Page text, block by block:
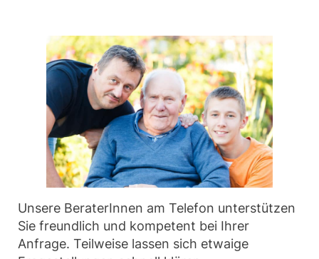
Unsere BeraterInnen am Telefon unterstützen
Sie freundlich und kompetent bei Ihrer
Anfrage. Teilweise lassen sich etwaige